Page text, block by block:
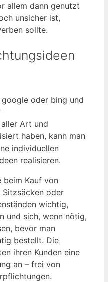
allem dann genutzt
unsicher ist,
sollte.
google oder bing und
Art und
haben, kann man
individuellen
realisieren.
beim Kauf von
Sitzsäcken oder
wichtig,
und sich, wenn nötig,
bevor man
bestellt. Die
ihren Kunden eine
an – frei von